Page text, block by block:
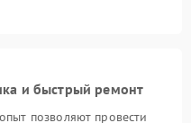
и быстрый ремонт
позволяют провести